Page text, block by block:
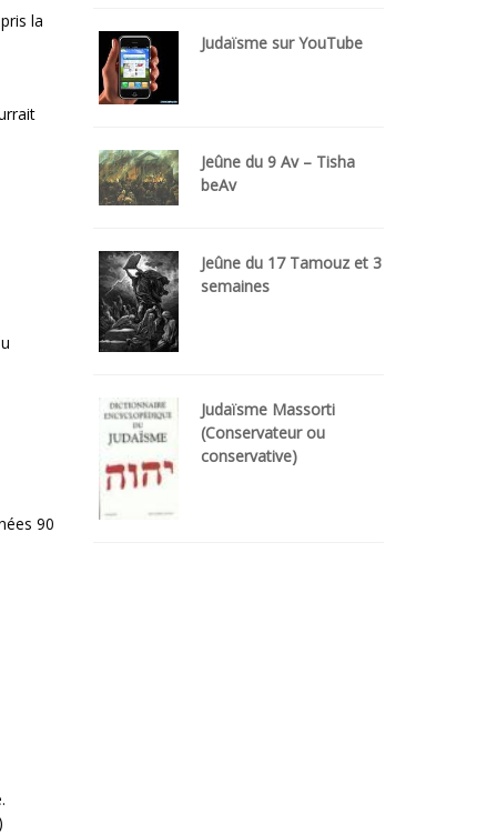
la
90
Judaïsme sur YouTube
Jeûne du 9 Av – Tisha
beAv
Jeûne du 17 Tamouz et 3
semaines
Judaïsme Massorti
(Conservateur ou
conservative)